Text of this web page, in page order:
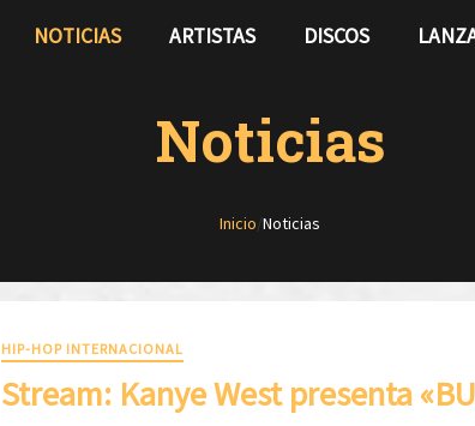
NOTICIAS ARTISTAS DISCOS
Noticias
Inicio/Noticias
HIP-HOP INTERNACIONAL
Stream: Kanye West presenta